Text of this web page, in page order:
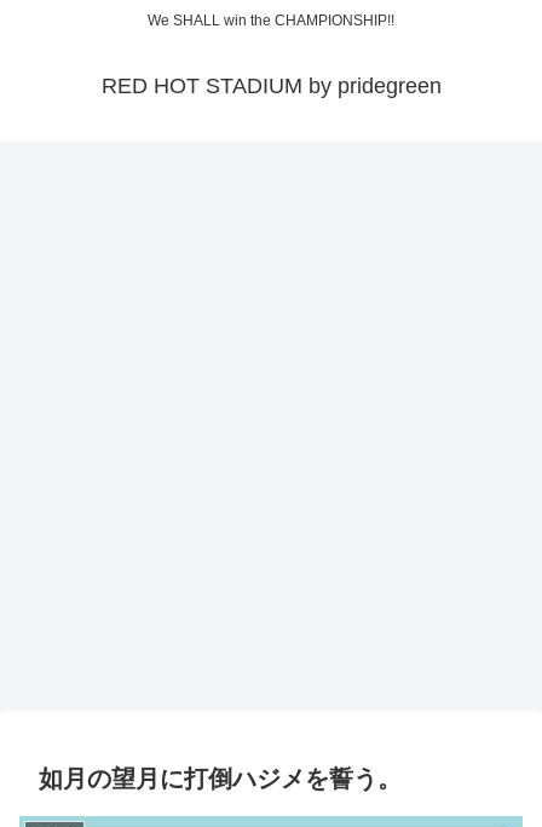
We SHALL win the CHAMPIONSHIP!!
RED HOT STADIUM by pridegreen
如月の望月に打倒ハジメを誓う。